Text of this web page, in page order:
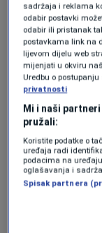
Program N1
ovom linku
Android|
Više tema
sadržaja i reklama
odabir postavki
odabir ili pristanak
postavkama link na
lijevom dijelu web
mijenjati u okviru
Uredbu o
privatnosti
Mi i naši
pružali:
Koristite podatke o
uređaja radi
podacima na
oglašavanja i
Spisak partnera